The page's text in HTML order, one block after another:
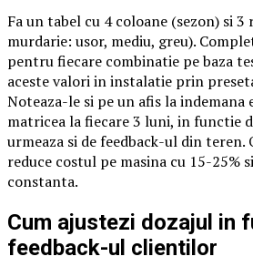
Fa un tabel cu 4 coloane (sezon) si
murdarie: usor, mediu, greu).
pentru fiecare combinatie pe baza
aceste valori in instalatie prin
Noteaza-le si pe un afis la indemana
matricea la fiecare 3 luni, in functie
urmeaza si de feedback-ul din teren.
reduce costul pe masina cu 15-25%
constanta.
Cum ajustezi dozajul in
feedback-ul clientilor